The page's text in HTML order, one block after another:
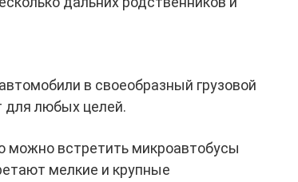
в своеобразный грузовой
для любых целей.
можно встретить микроавтобусы
мелкие и крупные